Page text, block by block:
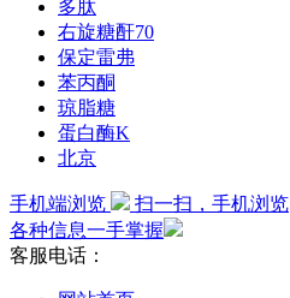
多肽
右旋糖酐70
保定雷弗
苯丙酮
琼脂糖
蛋白酶K
北京
手机端浏览
扫一扫，手机浏览
各种信息一手掌握
客服电话：